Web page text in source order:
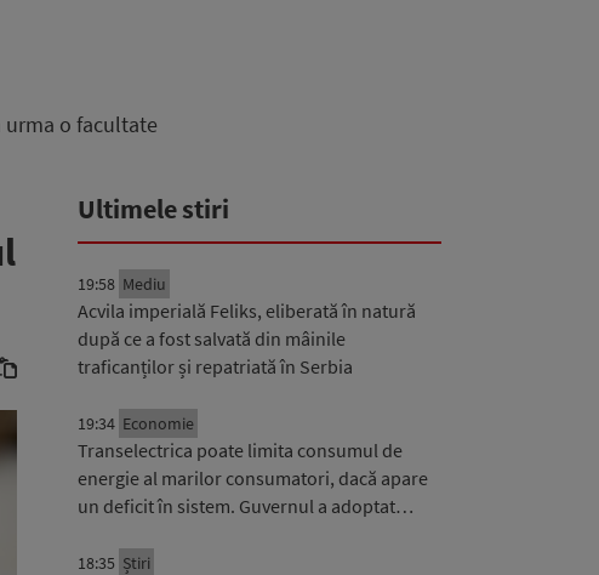
o facultate
Ultimele stiri
19:58 Mediu
Acvila imperială Feliks, eliberată în natură
după ce a fost salvată din mâinile
traficanților și repatriată în Serbia
19:34 Economie
Transelectrica poate limita consumul de
energie al marilor consumatori, dacă apare
un deficit în sistem. Guvernul a adoptat…
18:35 Știri